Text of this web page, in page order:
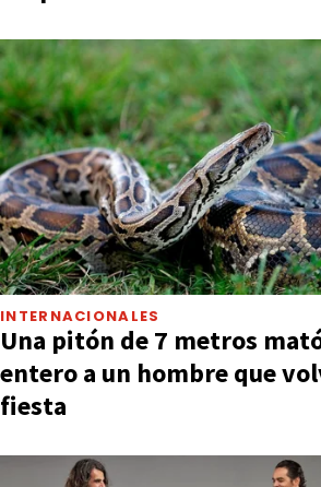
INTERNACIONALES
Una pitón de 7 metros
entero a un hombre que
fiesta